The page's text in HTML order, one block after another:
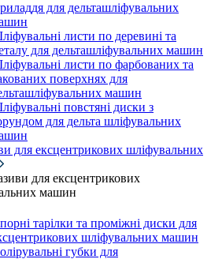
для дельташліфувальних
листи по деревині та
для дельташліфувальних машин
листи по фарбованих та
поверхнях для
машин
повстяні диски з
для дельта шліфувальних
для ексцентрикових шліфувальних
для ексцентрикових
машин
тарілки та проміжні диски для
шліфувальних машин
губки для